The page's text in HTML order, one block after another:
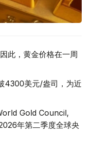
此，黄金价格在一周
4300美元/盎司，为近
Gold Council,
年第二季度全球央